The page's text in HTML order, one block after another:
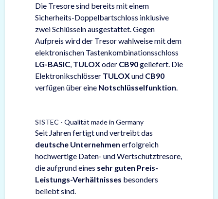
Die Tresore sind bereits mit einem
Sicherheits-Doppelbartschloss inklusive
zwei Schlüsseln ausgestattet. Gegen
Aufpreis wird der Tresor wahlweise mit dem
elektronischen Tastenkombinationsschloss
LG-BASIC TULOXoder CB90geliefert. Die
Elektronikschlösser TULOXund CB90
verfügen über eine Notschlüsselfunktion
SISTEC - Qualität made in Germany
Seit Jahren fertigt und vertreibt das
deutsche Unternehmen erfolgreich
hochwertige Daten- und Wertschutztresore,
die aufgrund eines sehr guten Preis-
Leistungs-Verhältnisses besonders
beliebt sind.